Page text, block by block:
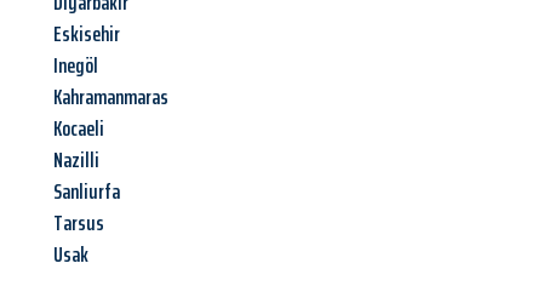
Eskisehir
Inegöl
Kahramanmaras
Kocaeli
Nazilli
Sanliurfa
Tarsus
Usak